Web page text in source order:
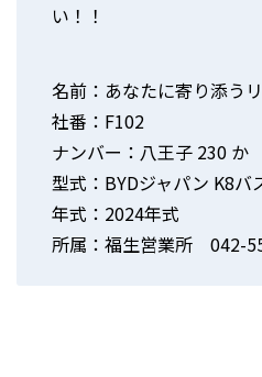
い！！
名前：あなたに寄り添う
社番：F102
ナンバー：八王子 230
型式：BYDジャパン K8バ
年式：2024年式
所属：福生営業所 042-